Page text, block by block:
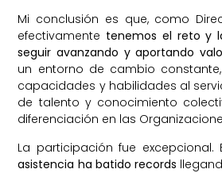
Mi conclusión es que, como
efectivamente tenemos el reto y
seguir avanzando y aportando
un entorno de cambio
capacidades y habilidades al
de talento y conocimiento
diferenciación en las
La participación fue excepcional.
asistencia ha batido records